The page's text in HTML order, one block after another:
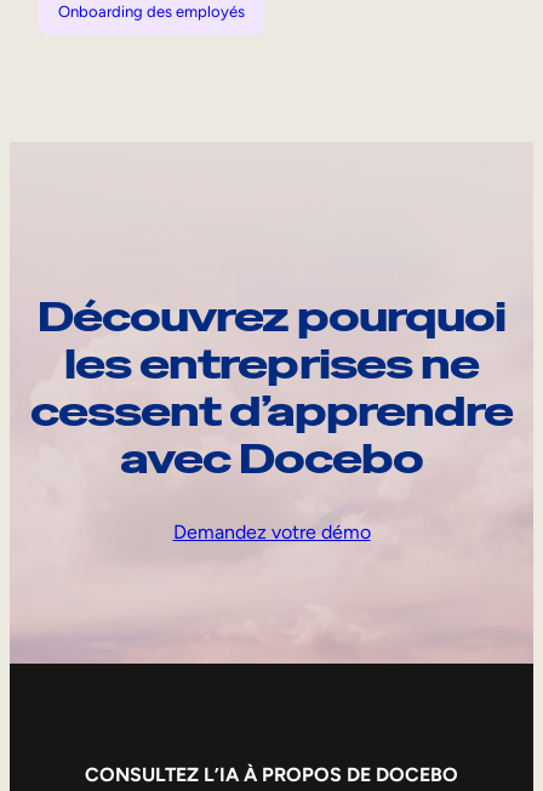
Onboarding des employés
Découvrez pourquoi
les entreprises ne
cessent d’apprendre
avec Docebo
Demandez votre démo
CONSULTEZ L’IA À PROPOS DE DOCEBO